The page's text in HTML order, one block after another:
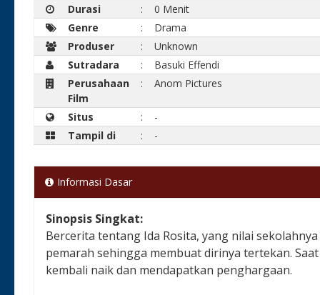
Durasi
:
0 Menit
Genre
:
Drama
Produser
:
Unknown
Sutradara
:
Basuki Effendi
Perusahaan
Film
: Anom Pictures
Situs :
-
Tampil di
: -
Informasi Dasar
Sinopsis Singkat:
Bercerita tentang Ida Rosita, yang nilai
pemarah sehingga membuat dirinya tertekan.
kembali naik dan mendapatkan penghargaan.